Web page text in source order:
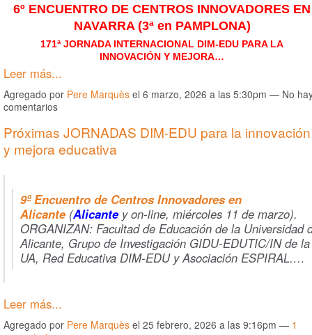
6º ENCUENTRO DE CENTROS INNOVADORES EN
NAVARRA (3ª en PAMPLONA)
171ª JORNADA INTERNACIONAL DIM-EDU PARA LA
INNOVACIÓN Y MEJORA…
Leer más...
Agregado por Pere Marquès el 6 marzo, 2026 a las 5:30pm — No
comentarios
Próximas JORNADAS DIM-EDU para la innovación
y mejora educativa
9º Encuentro de Centros Innovadores en
Alicante (Alicante y on-line, miércoles 11 de marzo).
ORGANIZAN: Facultad de Educación de la Universidad
Alicante, Grupo de Investigación GIDU-EDUTIC/IN de la
UA, Red Educativa DIM-EDU y Asociación ESPIRAL.…
Leer más...
Agregado por Pere Marquès el 25 febrero, 2026 a las 9:16pm — 1